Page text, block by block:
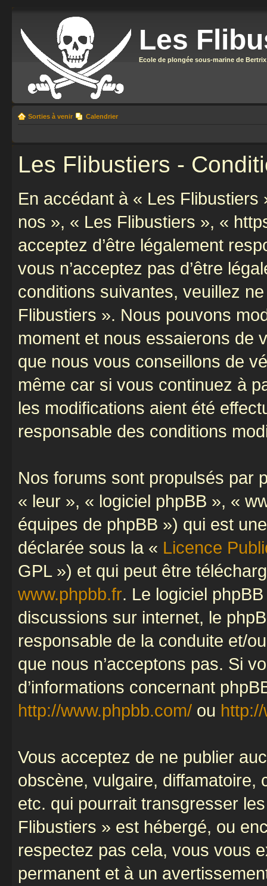
Les
Ecole de plongée sous-marine de Bertrix
Sorties à venir Calendrier
Les Flibustiers -
En accédant à « Les
nos », « Les Flibustiers », «
acceptez d’être légalement
vous n’acceptez pas d’être
conditions suivantes, veuillez
Flibustiers ». Nous pouvons
moment et nous essaierons de
que nous vous conseillons de
même car si vous continuez à
les modifications aient été
responsable des conditions
Nos forums sont propulsés par
« leur », « logiciel phpBB », «
équipes de phpBB ») qui est
déclarée sous la « Licence
GPL ») et qui peut être
www.phpbb.fr. Le logiciel
discussions sur internet, le
responsable de la conduite et/
que nous n’acceptons pas. Si
d’informations concernant
http://www.phpbb.com/ ou
Vous acceptez de ne publier
obscène, vulgaire, diffamatoire,
etc. qui pourrait transgresser
Flibustiers » est hébergé, ou
respectez pas cela, vous vous
permanent et à un